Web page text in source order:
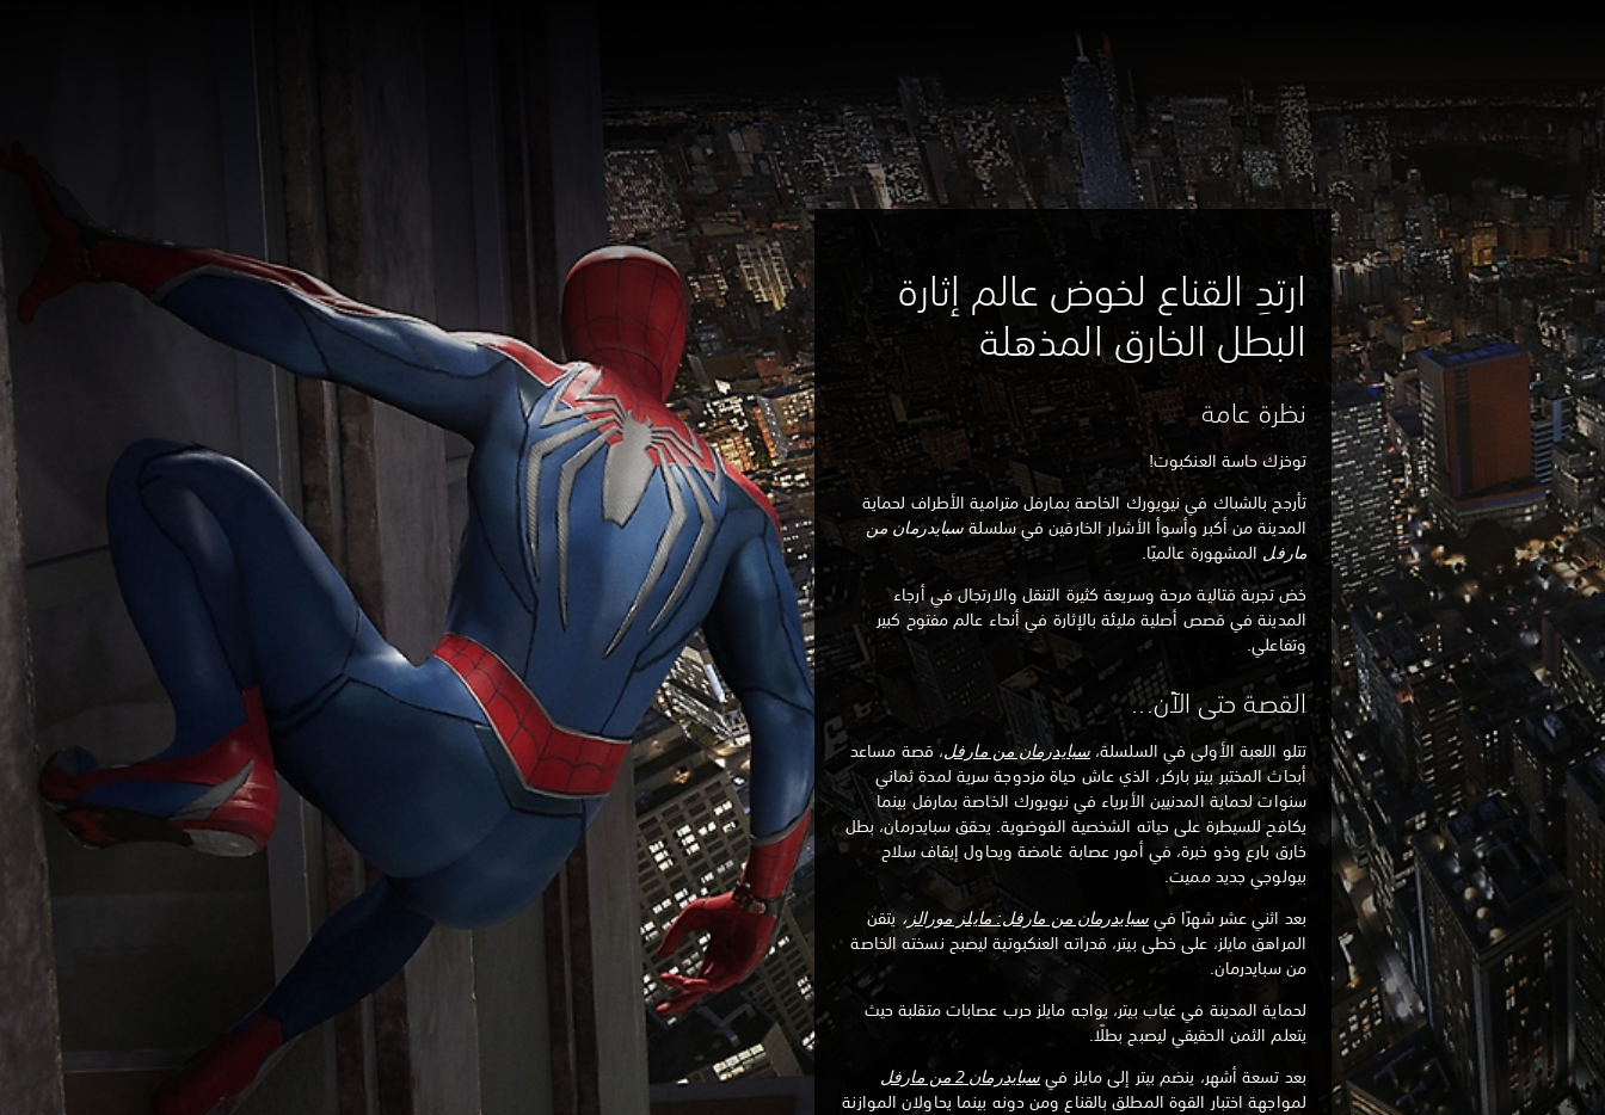
ارتدِ القناع لخوض عالم إثارة
البطل الخارق المذهلة
نظرة عامة
توخزك حاسة العنكبوت!
تأرجح بالشباك في نيويورك الخاصة بمارفل مترامية الأطراف لحماية
المدينة من أكبر وأسوأ الأشرار الخارقين في سلسلةسبايدرمان من
مارفل المشهورة عالميًا.
خض تجربة قتالية مرحة وسريعة كثيرة التنقل والارتجال في أرجاء
المدينة في قصص أصلية مليئة بالإثارة في أنحاء عالم مفتوح كبير
وتفاعلي.
القصة حتى الآن...
تتلو اللعبة الأولى في السلسلة،سبايدرمان من مارفل، قصة مساعد
أبحاث المختبر بيتر باركر، الذي عاش حياة مزدوجة سرية لمدة ثماني
سنوات لحماية المدنيين الأبرياء في نيويورك الخاصة بمارفل بينما
يكافح للسيطرة على حياته الشخصية الفوضوية. يحقق سبايدرمان، بطل
خارق بارع وذو خبرة، في أمور عصابة غامضة ويحاول إيقاف سلاح
بيولوجي جديد مميت.
بعد اثني عشر شهرًا فيسبايدرمان من مارفل: مايلز مورالز، يتقن
المراهق مايلز، على خطى بيتر، قدراته العنكبوتية ليصبح نسخته الخاصة
من سبايدرمان.
لحماية المدينة في غياب بيتر، يواجه مايلز حرب عصابات متقلبة حيث
يتعلم الثمن الحقيقي ليصبح بطلًا.
بعد تسعة أشهر، ينضم بيتر إلى مايلز في سبايدرمان 2 من مارفل
لمواجهة اختبار القوة المطلق بالقناع ومن دونه بينما يحاولان الموازنة